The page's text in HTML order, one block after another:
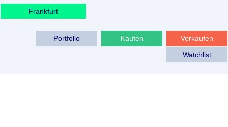
Frankfurt
Verkaufen
Kaufen
Portfolio
Watchlist